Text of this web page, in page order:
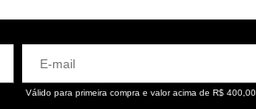
Válido para primeira compra e valor acima de R$ 400,00